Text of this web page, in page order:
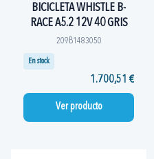
BICICLETA WHISTLE B-
RACE A5.2 12V 40 GRIS
209B1483050
En stock
1.700,51 €
Ver producto